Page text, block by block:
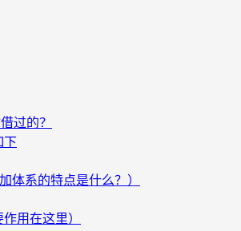
过的？
下
体系的特点是什么？）
用在这里）